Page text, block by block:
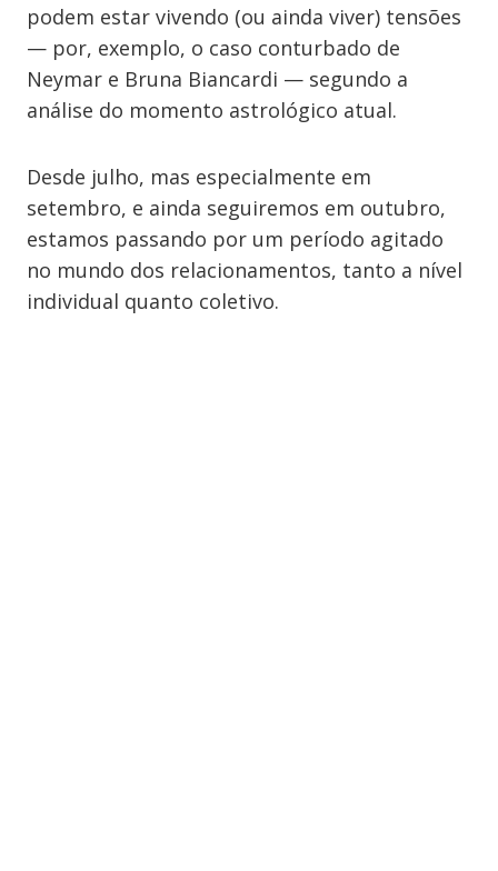
podem estar vivendo (ou ainda viver) tensões
— por, exemplo, o caso conturbado de
Neymar e Bruna Biancardi — segundo a
análise do momento astrológico atual.
Desde julho, mas especialmente em
setembro, e ainda seguiremos em outubro,
estamos passando por um período agitado
no mundo dos relacionamentos, tanto a nível
individual quanto coletivo.